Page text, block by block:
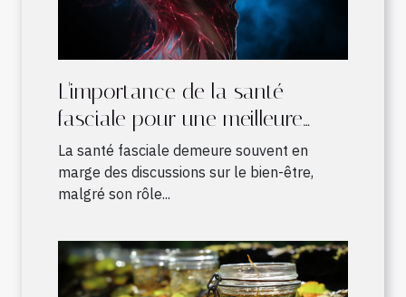
L'importance de la santé
fasciale pour une meilleure
qualité de vie
La santé fasciale demeure souvent en
marge des discussions sur le bien-être,
malgré son rôle...